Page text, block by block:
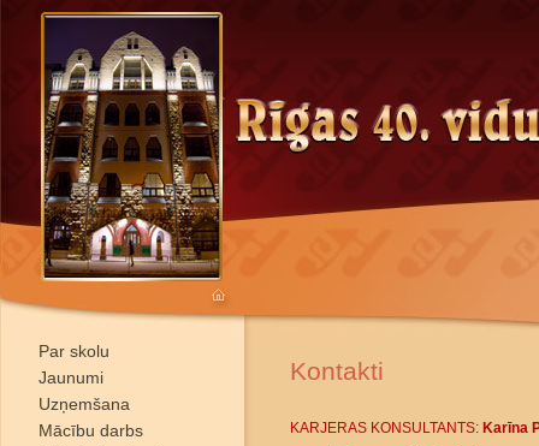
Par skolu
Jaunumi
Uzņemšana
Mācību darbs
Kontakti
KARJERAS KONSULTANTS: Karīna